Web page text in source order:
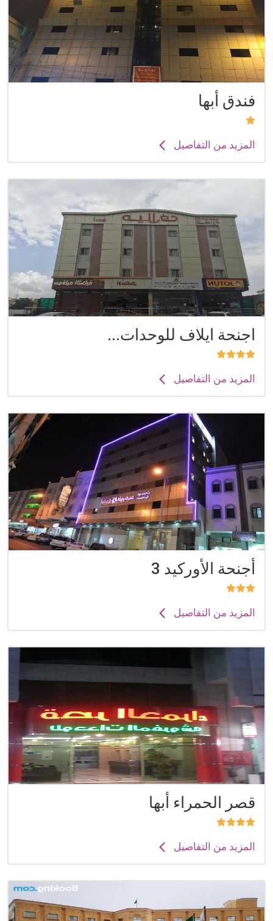
فندق أبها
المزيد من التفاصيل
اجنحة ايلاف للوحدات...
المزيد من التفاصيل
أجنحة الأوركيد 3
المزيد من التفاصيل
قصر الحمراء أبها
المزيد من التفاصيل